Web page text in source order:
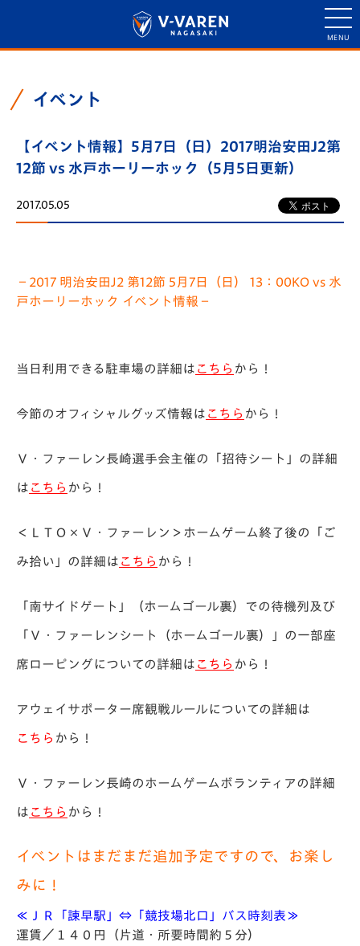
イベント
【イベント情報】5月7日（日）2017明治安田J2第
12節 vs 水戸ホーリーホック（5月5日更新）
2017.05.05
－2017 明治安田J2 第12節 5月7日（日） 13：00KO vs 水
戸ホーリーホック イベント情報－
当日利用できる駐車場の詳細は こちら から！
今節のオフィシャルグッズ情報は こちら から！
Ｖ・ファーレン長崎選手会主催の「招待シート」の詳細
は こちら から！
＜ＬＴＯ×Ｖ・ファーレン＞ホームゲーム終了後の「ご
み拾い」の詳細は こちら から！
「南サイドゲート」（ホームゴール裏）での待機列及び
「Ｖ・ファーレンシート（ホームゴール裏）」の一部座
席ローピングについての詳細は こちら から！
アウェイサポーター席観戦ルールについての詳細は
こちら から！
Ｖ・ファーレン長崎のホームゲームボランティアの詳細
は こちら から！
イベントはまだまだ追加予定ですので、お楽し
みに！
≪ＪＲ「諫早駅」⇔「競技場北口」バス時刻表≫
運賃／１４０円（片道・所要時間約５分）